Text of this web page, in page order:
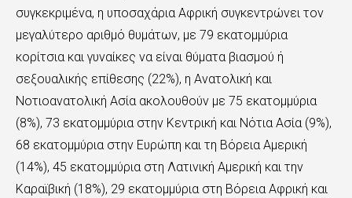
συγκεκριμένα, η υποσαχάρια Αφρική συγκεντρώνει τον
μεγαλύτερο αριθμό θυμάτων, με 79 εκατομμύρια
κορίτσια και γυναίκες να είναι θύματα βιασμού ή
σεξουαλικής επίθεσης (22%), η Ανατολική και
Νοτιοανατολική Ασία ακολουθούν με 75 εκατομμύρια
(8%), 73 εκατομμύρια στην Κεντρική και Νότια Ασία (9%),
68 εκατομμύρια στην Ευρώπη και τη Βόρεια Αμερική
(14%), 45 εκατομμύρια στη Λατινική Αμερική και την
Καραϊβική (18%), 29 εκατομμύρια στη Βόρεια Αφρική και